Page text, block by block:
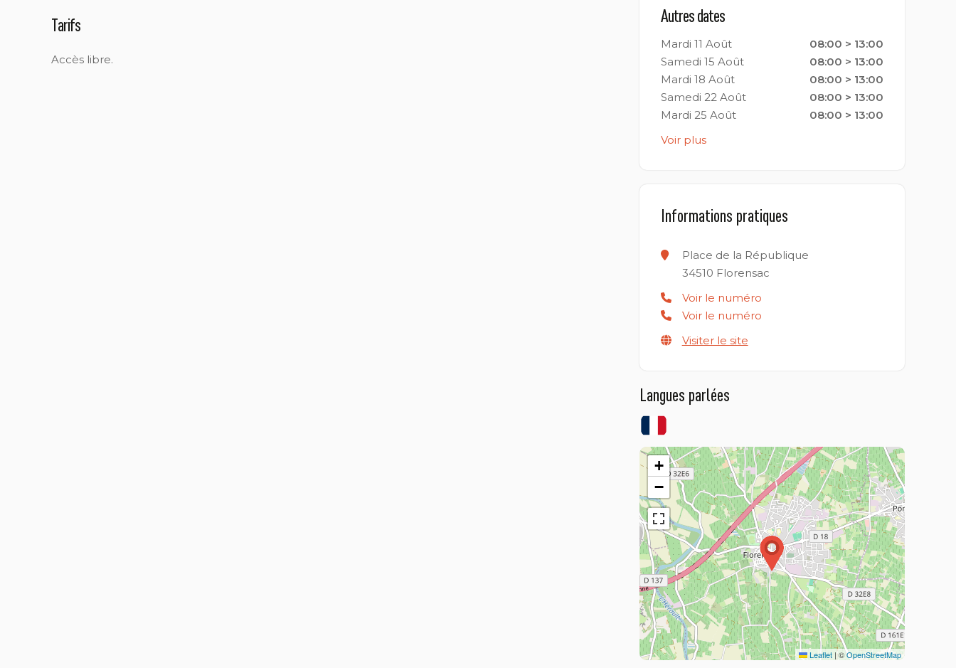
Tarifs
Accès libre.
Autres dates
Mardi 11 Août
08:00 > 13:00
Samedi 15 Août
08:00 > 13:00
Mardi 18 Août
08:00 > 13:00
Samedi 22 Août
08:00 > 13:00
Mardi 25 Août
08:00 > 13:00
Voir plus
Informations pratiques
Place de la République
34510 Florensac
Voir le numéro
Voir le numéro
Visiter le site
Langues parlées
+
−
Leaflet |©OpenStreetMap